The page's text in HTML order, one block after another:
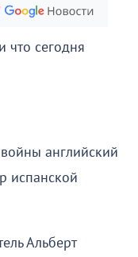
что сегодня
английский
испанской
Альберт